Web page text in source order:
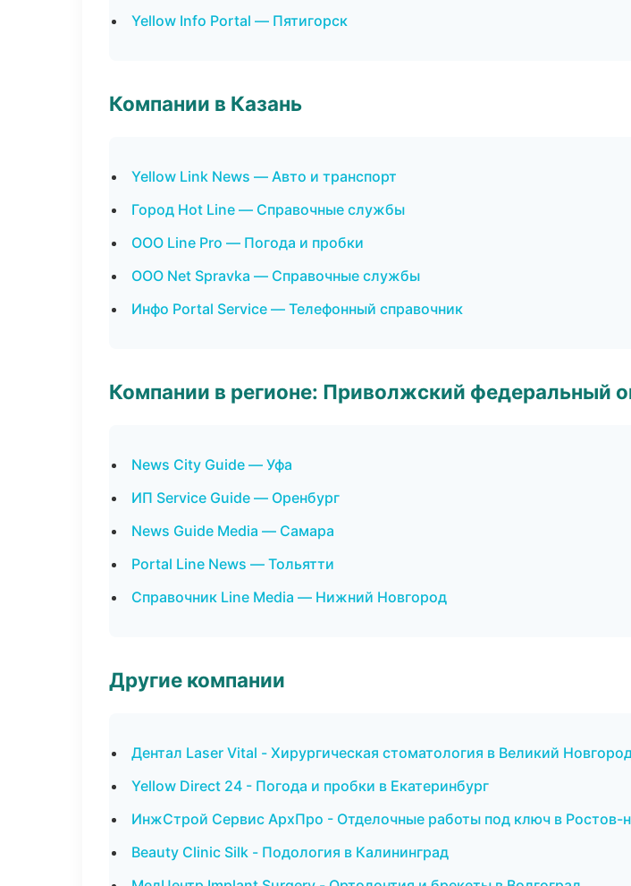
Yellow Info Portal — Пятигорск
Компании в Казань
Yellow Link News — Авто и транспорт
Город Hot Line — Справочные службы
ООО Line Pro — Погода и пробки
ООО Net Spravka — Справочные службы
Инфо Portal Service — Телефонный справочник
Компании в регионе: Приволжский федеральный
News City Guide — Уфа
ИП Service Guide — Оренбург
News Guide Media — Самара
Portal Line News — Тольятти
Справочник Line Media — Нижний Новгород
Другие компании
Дентал Laser Vital - Хирургическая стоматология в Великий
Yellow Direct 24 - Погода и пробки в Екатеринбург
ИнжСтрой Сервис АрхПро - Отделочные работы под ключ в Ростов-
Beauty Clinic Silk - Подология в Калининград